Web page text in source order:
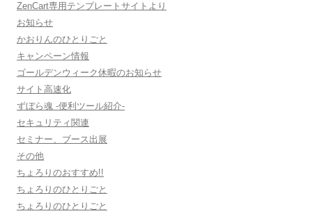
ZenCart専用テンプレートサイトより
お知らせ
かおりんのひとりごと
キャンペーン情報
ゴールデンウィーク休暇のお知らせ
サイト高速化
ずぼら魂 -便利ツール紹介-
セキュリティ関連
セミナー、ブース出展
その他
ちょろりのおすすめ!!
ちょろりのひとりごと
ちょろりのひとりごと